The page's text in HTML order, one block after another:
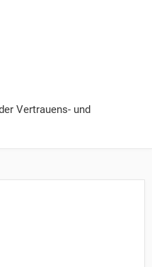
Vertrauens- und